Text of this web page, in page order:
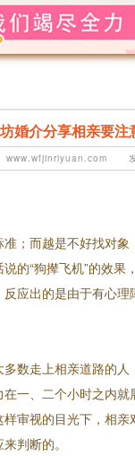
婚介分享相亲要注
发
；而越是不好找对
的“狗撵飞机”的效果
应出的是由于有心
数走上相亲道路的人
一、二个小时之内
审视的目光下，相
判断的。